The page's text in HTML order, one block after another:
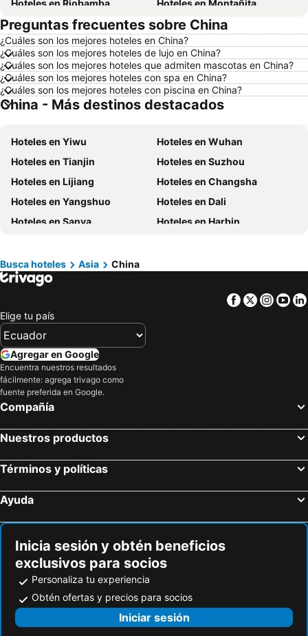
Hoteles en Riobamba
Hoteles en Montañita
Hoteles en Puerto López
Hoteles en Pedernales
Hoteles en Miami
Hoteles en Roma
Hoteles en Ambato
Hoteles en Cojimies
Hoteles en Lisboa
Hoteles en Zorritos
Hoteles en Oporto
Hoteles en México
Hoteles en Curazao
Hoteles en Guatemala
Hoteles en Santa Cruz
Hoteles en Colombia
Hoteles en Campania
Hoteles en Manabí
Hoteles en Italia
Hoteles en Noruega
Hoteles en Tailandia
Hoteles en Nueva Jersey
Hoteles en Tumbes
Hoteles en San Cristóbal
Preguntas frecuentes sobre China
¿Cuáles son los mejores hoteles en China?
¿Cuáles son los mejores hoteles de lujo en China?
¿Cuáles son los mejores hoteles que admiten mascotas en China?
¿Cuáles son los mejores hoteles con spa en China?
¿Cuáles son los mejores hoteles con piscina en China?
China - Más destinos destacados
Hoteles en Yiwu
Hoteles en Wuhan
Hoteles en Tianjin
Hoteles en Suzhou
Hoteles en Lijiang
Hoteles en Changsha
Hoteles en Yangshuo
Hoteles en Dali
Hoteles en Sanya
Hoteles en Harbin
Hoteles en Xiamen
Hoteles en Ningbo
Hoteles en Guiyang
Hoteles en Lhasa
Hoteles en Fenghuang
Hoteles en Dongguan
Hoteles en Shenyang
Hoteles en Dalian
Hoteles en Luoyang
Hoteles en Jingzhou
Hoteles en Nantong
Hoteles en Nanning
Hoteles en Hefei
Hoteles en Datong
Busca hoteles Asia China
Facebook
Twitter
Elige tu país
Agregar en Google
Encuentra nuestros resultados
fácilmente: agrega trivago como
fuente preferida en Google.
Compañía
Nuestros productos
Términos y políticas
Ayuda
Inicia sesión y obtén beneficios
exclusivos para socios
Personaliza tu experiencia
Obtén ofertas y precios para socios
Iniciar sesión